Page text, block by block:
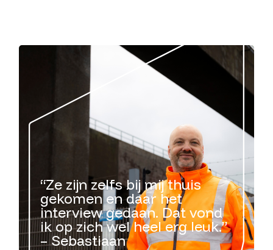
“Ze zijn zelfs bij mij thuis
gekomen en daar het
interview gedaan. Dat vond
ik op zich wel heel erg leuk.”
– Sebastiaan